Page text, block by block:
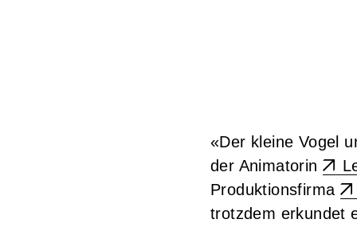
«Der kleine Vogel
der Animatorin
Produktionsfirma
trotzdem erkundet